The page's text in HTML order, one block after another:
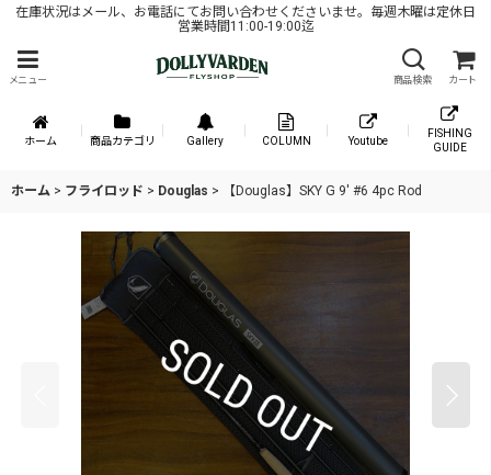
在庫状況はメール、お電話にてお問い合わせくださいませ。毎週木曜は定休日
営業時間11:00-19:00迄
メニュー 商品検索 カート
ホーム 商品カテゴリ Gallery COLUMN Youtube
FISHING
GUIDE
ホーム > フライロッド > Douglas > 【Douglas】SKY G 9' #6 4pc Rod